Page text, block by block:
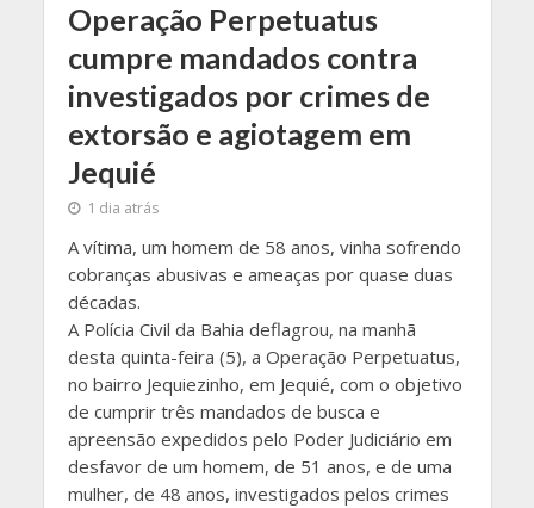
Operação Perpetuatus
cumpre mandados contra
investigados por crimes de
extorsão e agiotagem em
Jequié
1 dia atrás
A vítima, um homem de 58 anos, vinha sofrendo
cobranças abusivas e ameaças por quase duas
décadas.
A Polícia Civil da Bahia deflagrou, na manhã
desta quinta-feira (5), a Operação Perpetuatus,
no bairro Jequiezinho, em Jequié, com o objetivo
de cumprir três mandados de busca e
apreensão expedidos pelo Poder Judiciário em
desfavor de um homem, de 51 anos, e de uma
mulher, de 48 anos, investigados pelos crimes